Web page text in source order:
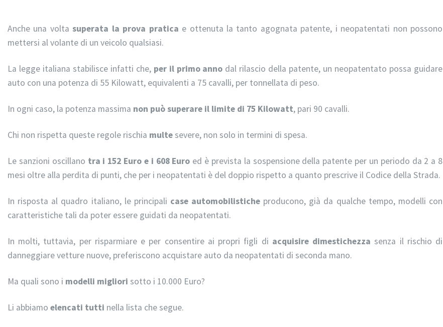
Anche una voltasuperata la prova pratica e ottenuta la tanto agognata patente, i neopatentati non possono
mettersi al volante di un veicolo qualsiasi.
La legge italiana stabilisce infatti che, per il primo anno dal rilascio della patente, un neopatentato possa guidare
auto con una potenza di 55 Kilowatt, equivalenti a 75 cavalli, per tonnellata di peso.
In ogni caso, la potenza massima non può superare il limite di 75 Kilowatt, pari 90 cavalli.
Chi non rispetta queste regole rischia multesevere, non solo in termini di spesa.
Le sanzioni oscillano tra i 152 Euro e i 608 Euro ed è prevista la sospensione della patente per un periodo da 2 a 8
mesi oltre alla perdita di punti, che per i neopatentati è del doppio rispetto a quanto prescrive il Codice della Strada.
In risposta al quadro italiano, le principali case automobilistiche producono, già da qualche tempo, modelli con
caratteristiche tali da poter essere guidati da neopatentati.
In molti, tuttavia, per risparmiare e per consentire ai propri figli di acquisire dimestichezza senza il rischio di
danneggiare vetture nuove, preferiscono acquistare auto da neopatentati di seconda mano.
Ma quali sono i modelli migliori sotto i 10.000 Euro?
Li abbiamo elencati tutti nella lista che segue.